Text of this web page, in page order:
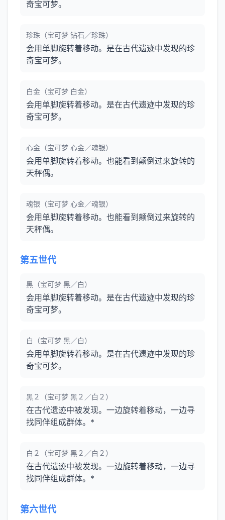
奇宝可梦。
珍珠（宝可梦 钻石／珍珠）
会用单脚旋转着移动。是在古代遗迹中发现的珍
奇宝可梦。
白金（宝可梦 白金）
会用单脚旋转着移动。是在古代遗迹中发现的珍
奇宝可梦。
心金（宝可梦 心金／魂银）
会用单脚旋转着移动。也能看到颠倒过来旋转的
天秤偶。
魂银（宝可梦 心金／魂银）
会用单脚旋转着移动。也能看到颠倒过来旋转的
天秤偶。
第五世代
黑（宝可梦 黑／白）
会用单脚旋转着移动。是在古代遗迹中发现的珍
奇宝可梦。
白（宝可梦 黑／白）
会用单脚旋转着移动。是在古代遗迹中发现的珍
奇宝可梦。
黑２（宝可梦 黑２／白２）
在古代遗迹中被发现。一边旋转着移动，一边寻
找同伴组成群体。*
白２（宝可梦 黑２／白２）
在古代遗迹中被发现。一边旋转着移动，一边寻
找同伴组成群体。*
第六世代